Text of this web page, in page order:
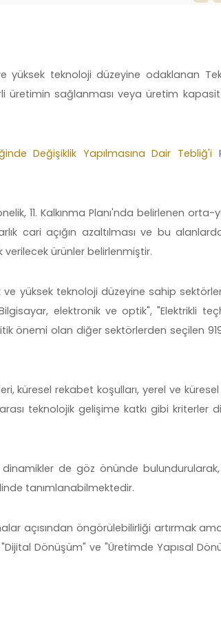
yüksek teknoloji düzeyine odaklanan
üretimin sağlanması veya üretim
Değişiklik Yapılmasına Dair Tebliğ'i
11. Kalkınma Planı'nda belirlenen orta-
cari açığın azaltılması ve bu
ürünler belirlenmiştir.
ve yüksek teknoloji düzeyine sahip
elektronik ve optik", "Elektrikli
önemi olan diğer sektörlerden seçilen
küresel rekabet koşulları, yerel ve
teknolojik gelişime katkı gibi kriterler
de göz önünde bulundurularak,
tanımlanabilmektedir.
açısından öngörülebilirliği artırmak
Dönüşüm" ve "Üretimde Yapısal